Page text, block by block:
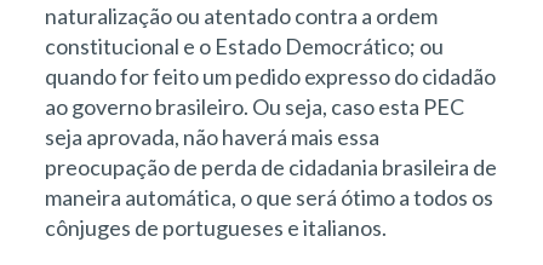
naturalização ou atentado contra a ordem
constitucional e o Estado Democrático; ou
quando for feito um pedido expresso do cidadão
ao governo brasileiro. Ou seja, caso esta PEC
seja aprovada, não haverá mais essa
preocupação de perda de cidadania brasileira de
maneira automática, o que será ótimo a todos os
cônjuges de portugueses e italianos.